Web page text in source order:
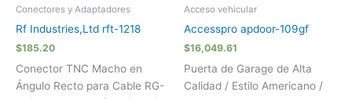
Conectores y Adaptadores
Rf Industries,Ltd rft-1218
$185.20
Conector TNC Macho en
Ángulo Recto para Cable RG-
Acceso vehicular
Accesspro apdoor-109gf
$16,049.61
Puerta de Garage de Alta
Calidad / Estilo Americano /